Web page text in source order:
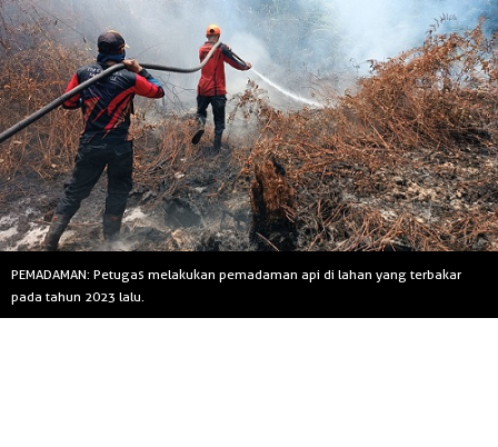
PEMADAMAN: Petugas melakukan pemadaman api di lahan yang terbakar
pada tahun 2023 lalu.